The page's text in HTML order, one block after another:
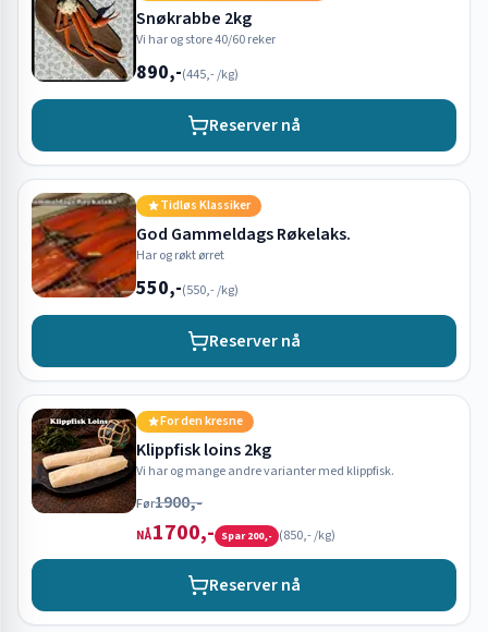
Snøkrabbe 2kg
Vi har og store 40/60 reker
890,-(445,-/kg)
Reserver nå
Tidløs Klassiker
God Gammeldags Røkelaks.
Har og røkt ørret
550,-(550,-/kg)
Reserver nå
For den kresne
Klippfisk loins 2kg
Vi har og mange andre varianter med klippfisk.
Før1900,-
NÅ1700,- Spar200,- (850,-/kg)
Reserver nå